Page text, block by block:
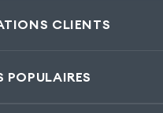
CLIENTS
POPULAIRES